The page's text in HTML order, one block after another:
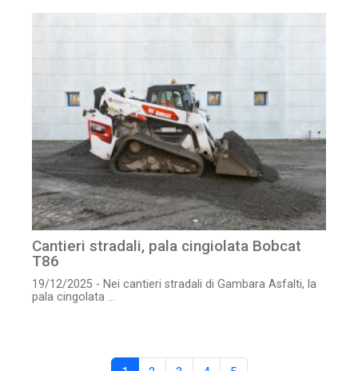
Cantieri stradali, pala cingiolata Bobcat
T86
19/12/2025 - Nei cantieri stradali di Gambara Asfalti, la
pala cingolata ...